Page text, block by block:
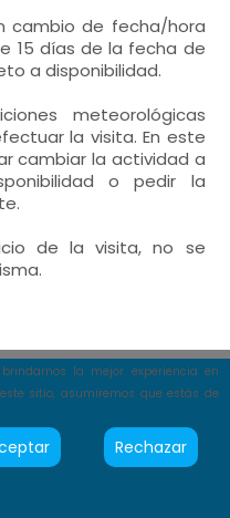
cambio de fecha/hora
15 días de la fecha de
a disponibilidad.
meteorológicas
la visita. En este
cambiar la actividad a
o pedir la
de la visita, no se
la mejor experiencia en
sitio, asumiremos que estás de
Rechazar